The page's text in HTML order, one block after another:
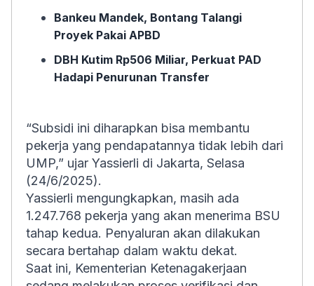
Bankeu Mandek, Bontang Talangi
Proyek Pakai APBD
DBH Kutim Rp506 Miliar, Perkuat PAD
Hadapi Penurunan Transfer
“Subsidi ini diharapkan bisa membantu
pekerja yang pendapatannya tidak lebih dari
UMP,” ujar Yassierli di Jakarta, Selasa
(24/6/2025).
Yassierli mengungkapkan, masih ada
1.247.768 pekerja yang akan menerima BSU
tahap kedua. Penyaluran akan dilakukan
secara bertahap dalam waktu dekat.
Saat ini, Kementerian Ketenagakerjaan